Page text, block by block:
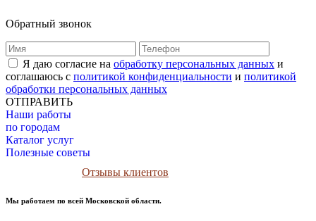
Обратный звонок
Я даю согласие на обработку персональных данных и
соглашаюсь с политикой конфиденциальности и политикой
обработки персональных данных
ОТПРАВИТЬ
Наши работы
по городам
Каталог услуг
Полезные советы
Отзывы клиентов
Мы работаем по всей Московской области.